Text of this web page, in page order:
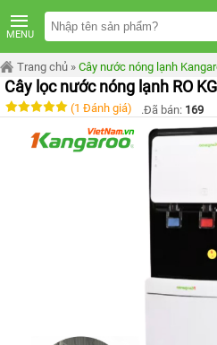
MENU
TRANG
CHỦ
MÁY
LỌC
NƯỚC
KANGAROO
ÂM
Trang chủ » Cây nước nóng lạnh
Cây lọc nước nóng lạnh RO
(1 Đánh giá) .Đã bán: 169